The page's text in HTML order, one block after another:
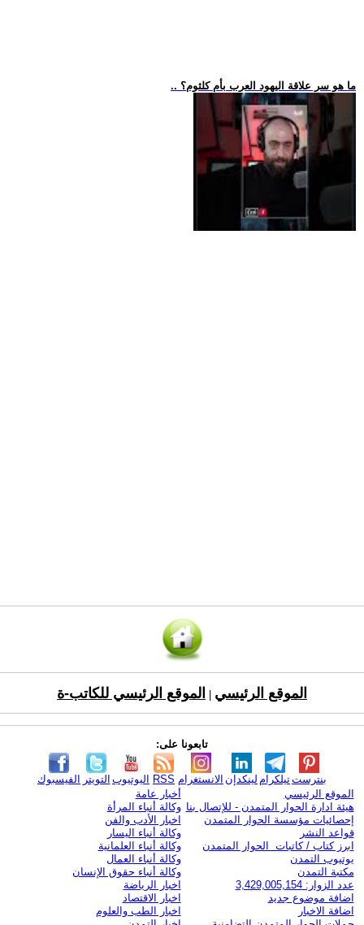
.. ما هو سر علاقة اليهود العرب بأم كلثوم؟
الموقع الرئيسي الموقع الرئيسي للكاتب-ة
تابعونا على:
الفيسبوك التويتر اليوتيوب RSS الانستغرام لينكدإن تيلكرامبنترست
الموقع الرئيسي
هيئة ادارة الحوار المتمدن - للإتصال بنا
إحصائيات مؤسسة الحوار المتمدن
قواعد النشر
ابرز كتاب / كاتبات الحوار المتمدن
يوتيوب التمدن
مكتبة التمدن
عدد الزوار: 3,429,005,154
اضافة موضوع جديد
اضافة الاخبار
أخبار عامة
وكالة أنباء المرأة
اخبار الأدب والفن
وكالة أنباء اليسار
وكالة أنباء العلمانية
وكالة أنباء العمال
وكالة أنباء حقوق الإنسان
اخبار الرياضة
اخبار الاقتصاد
اخبار الطب والعلوم